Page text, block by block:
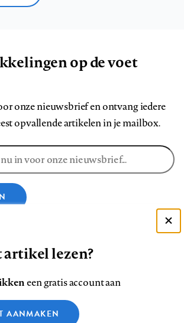
op de voet
onze nieuwsbrief en ontvang iedere
opvallende artikelen in je mailbox.
op
ons
op
Disclaimer Privacy
lezen?
een gratis account aan
AANMAKEN